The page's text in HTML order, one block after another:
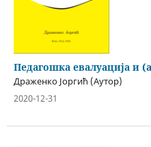
Педагошка евалуација и
Драженко Јоргић (Аутор)
2020-12-31